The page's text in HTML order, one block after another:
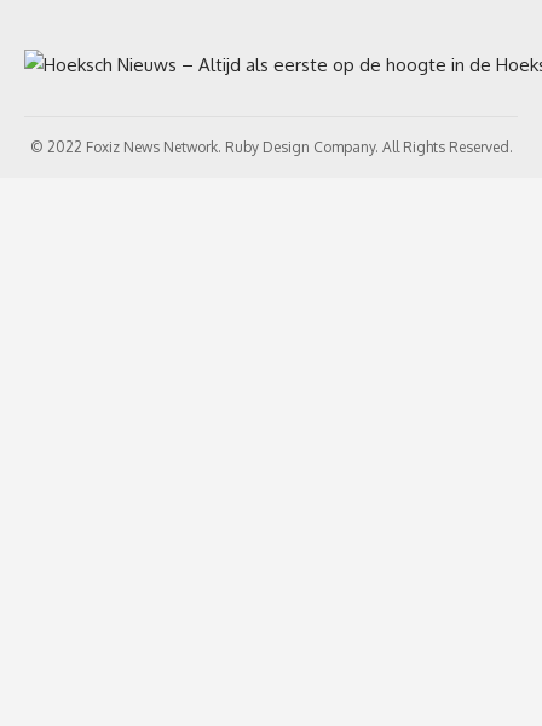
© 2022 Foxiz News Network. Ruby Design Company. All Rights Reserved.